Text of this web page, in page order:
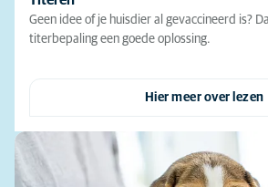
Geen idee of je huisdier al gevaccineerd is?
titerbepaling een goede oplossing.
Hier meer over lezen